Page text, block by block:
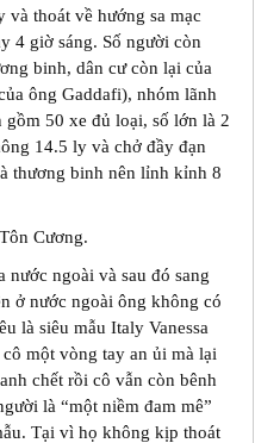
thoát về hướng sa mạc
4 giờ sáng. Số người còn
binh, dân cư còn lại của
ông Gaddafi), nhóm lãnh
50 xe đủ loại, số lớn là 2
14.5 ly và chở đầy đạn
thương binh nên lỉnh kỉnh 8
Cương.
nước ngoài và sau đó sang
ở nước ngoài ông không có
là siêu mẫu Italy Vanessa
một vòng tay an ủi mà lại
chết rồi cô vẫn còn bênh
là “một niềm đam mê”
Tại vì họ không kịp thoát